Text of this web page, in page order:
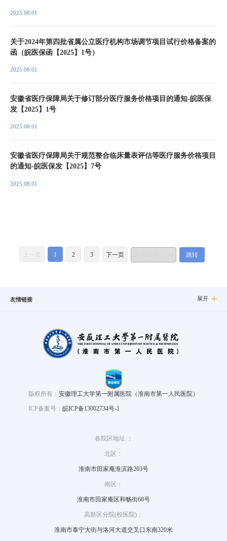
2025.08.01
关于2024年第四批省属公立医疗机构市场调节项目试行价格备案的
函（皖医保函【2025】1号）
2025.08.01
安徽省医疗保障局关于修订部分医疗服务价格项目的通知-皖医保
发【2025】1号
2025.08.01
安徽省医疗保障局关于规范整合临床量表评估等医疗服务价格项目
的通知-皖医保发【2025】7号
2025.08.01
1 2 3 下一页 跳转
友情链接 展开 
版权所有： 安徽理工大学第一附属医院（淮南市第一人民医院）
ICP备案号： 皖ICP备13002734号-1
各院区地址:：
北区：
淮南市田家庵淮滨路203号
南区：
淮南市田家庵区和畅街68号
高新区分院(校医院)：
淮南市泰宁大街与洛河大道交叉口东南320米